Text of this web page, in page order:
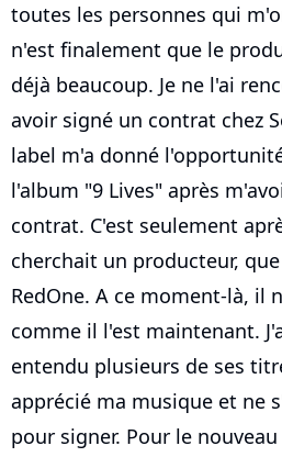
toutes les personnes qui
n'est finalement que le
déjà beaucoup. Je ne l'ai
avoir signé un contrat chez
label m'a donné
l'album "9 Lives" après
contrat. C'est seulement
cherchait un producteur,
RedOne. A ce moment-là, il
comme il l'est maintenant.
entendu plusieurs de ses
apprécié ma musique et ne
pour signer. Pour le